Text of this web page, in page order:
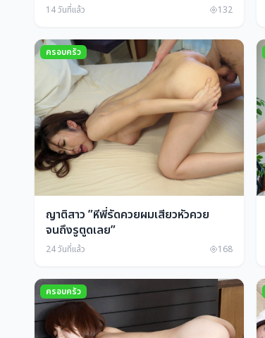
14 วันที่แล้ว 132
ครอบครัว
ญาติสาว ”หีพี่รัดควยผมเสียวหัวควย
จนถึงรูตูดเลย”
24 วันที่แล้ว 168
ครอบครัว